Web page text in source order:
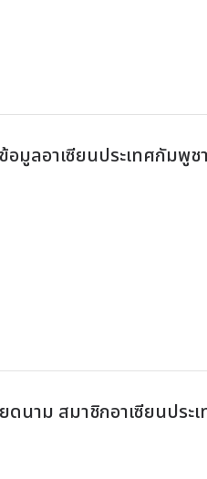
อมูลอาเซียนประเทศกัมพู
ดนาม สมาชิกอาเซียนประ